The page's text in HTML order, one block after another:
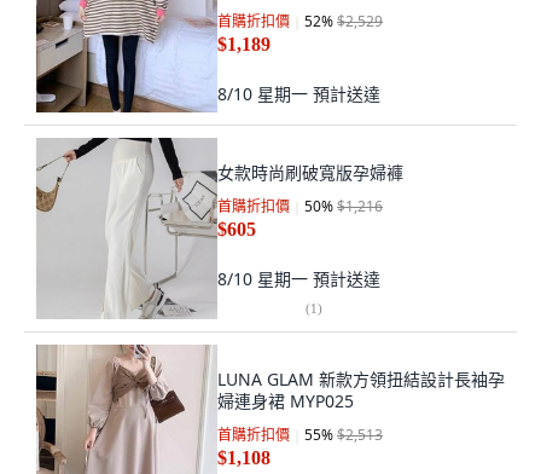
首購折扣價 52%$2,529
$1,189
8/10 星期一 預計送達
女款時尚刷破寬版孕婦褲
首購折扣價 50%$1,216
$605
8/10 星期一 預計送達
(1)
LUNA GLAM 新款方領扭結設計長袖孕
婦連身裙 MYP025
首購折扣價 55%$2,513
$1,108